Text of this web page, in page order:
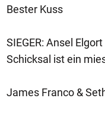
Bester Kuss
SIEGER: Ansel
Schicksal ist ein
James Franco &